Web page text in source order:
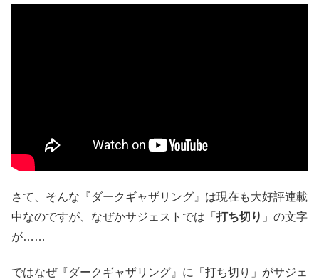
さて、そんな『ダークギャザリング』は現在も大好評連載
中なのですが、なぜかサジェストでは「 打ち切り 」の文字
が……
ではなぜ『ダークギャザリング』に「打ち切り」がサジェ